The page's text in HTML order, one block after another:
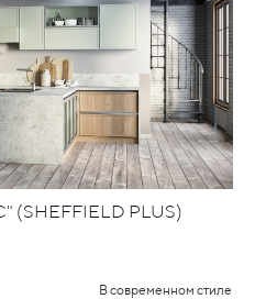
PLUS)
В современном стиле